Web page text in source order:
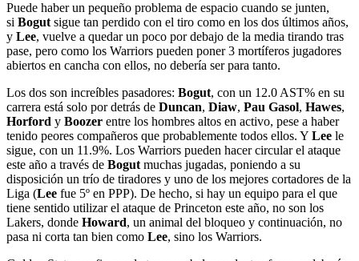
Puede haber un pequeño problema de espacio cuando se junten,
si Bogut sigue tan perdido con el tiro como en los dos últimos años,
y Lee, vuelve a quedar un poco por debajo de la media tirando tras
pase, pero como los Warriors pueden poner 3 mortíferos jugadores
abiertos en cancha con ellos, no debería ser para tanto.
Los dos son increíbles pasadores: Bogut, con un 12.0 AST% en su
carrera está solo por detrás de Duncan, Diaw, Pau Gasol, Hawes,
Horford y Boozer entre los hombres altos en activo, pese a haber
tenido peores compañeros que probablemente todos ellos. Y Lee le
sigue, con un 11.9%. Los Warriors pueden hacer circular el ataque
este año a través de Bogut muchas jugadas, poniendo a su
disposición un trío de tiradores y uno de los mejores cortadores de la
Liga (Lee fue 5º en PPP). De hecho, si hay un equipo para el que
tiene sentido utilizar el ataque de Princeton este año, no son los
Lakers, donde Howard, un animal del bloqueo y continuación, no
pasa ni corta tan bien como Lee, sino los Warriors.